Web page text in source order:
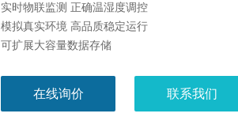
实时物联监测 正确温湿度调控
模拟真实环境 高品质稳定运行
可扩展大容量数据存储
保温性能高箱内温度稳定
在线询价 联系我们